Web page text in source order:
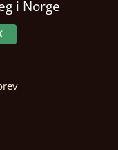
i Norge